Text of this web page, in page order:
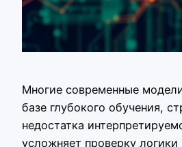
Многие современные
базе глубокого обучения,
недостатка
усложняет проверку